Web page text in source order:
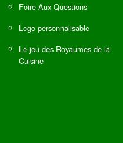
Foire Aux Questions
Logo personnalisable
Le jeu des Royaumes de la
Cuisine